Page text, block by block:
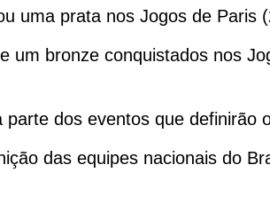
uma prata nos Jogos de
um bronze conquistados nos
parte dos eventos que definirão
das equipes nacionais do